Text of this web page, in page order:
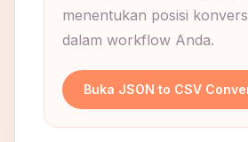
menentukan posisi
dalam workflow Anda.
Buka JSON to CSV